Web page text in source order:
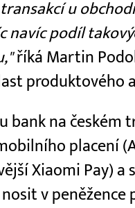
u
navíc podíl
říká Martin
bank na českém
placení
Xiaomi Pay)
v